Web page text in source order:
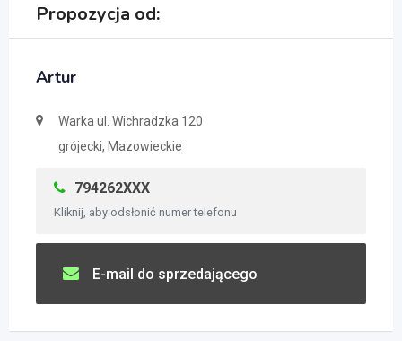
Propozycja od:
Artur
Warka ul. Wichradzka 120
grójecki, Mazowieckie
794262XXX
Kliknij, aby odsłonić numer telefonu
E-mail do sprzedającego